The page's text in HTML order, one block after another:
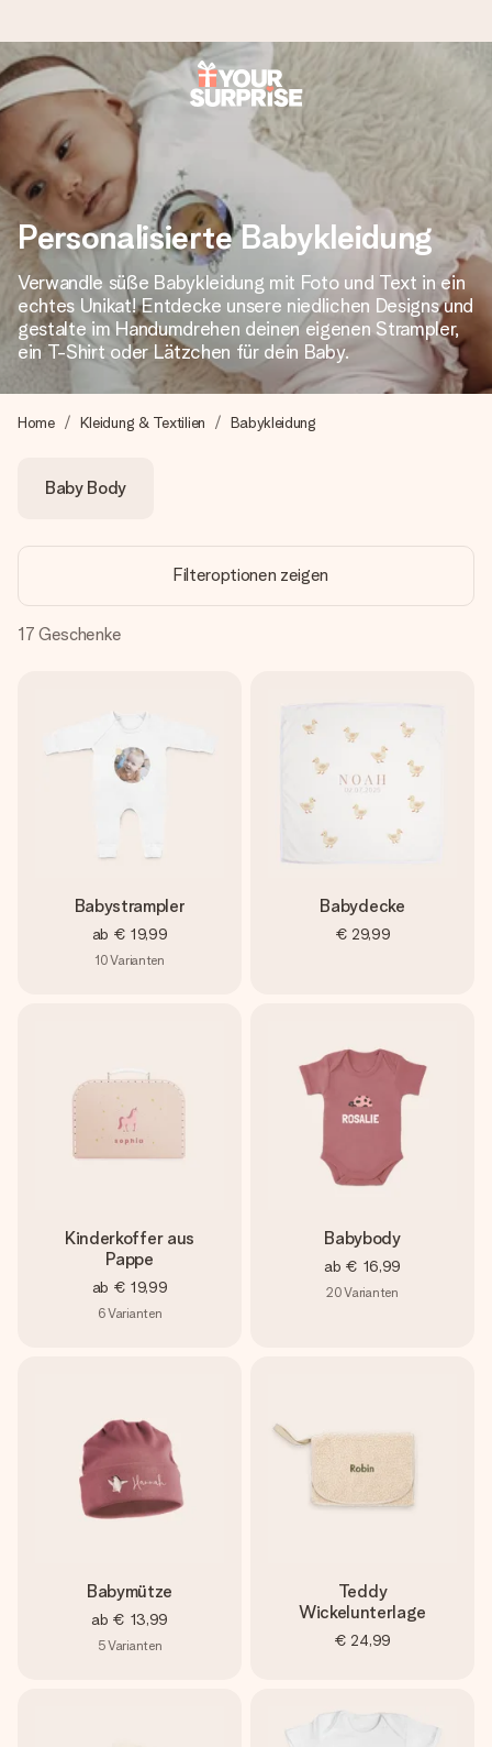
Heute bestellt, in 1 Werktag verschickt
Wir bereiten dein Geschenk sorgfältig vor und schicken es
blitzschnell – damit du es genau zum richtigen Zeitpunkt
überreichen kannst, wenn es am meisten zählt.
4,8 (basierend auf +15.000 Bewertungen)
Unsere Geschenke begeistern. Kunden bewerten uns mit
4,8 bei Google Reviews (Gesamtergebnis aller Länder, in
die wir versenden).
Erstelle etwas Einzigartiges in wenigen Schritten – mit
Personalisierte Babykleidung
Verwandle süße Babykleidung mit Foto und Text in ein
echtes Unikat! Entdecke unsere niedlichen Designs und
gestalte im Handumdrehen deinen eigenen Strampler,
ein T-Shirt oder Lätzchen für dein Baby.
Home Kleidung & Textilien Babykleidung
Baby Body
Filteroptionen zeigen
17 Geschenke
Babystrampler
ab € 19,99
10Varianten
Babydecke
€ 29,99
Kinderkoffer aus
Pappe
ab € 19,99
6Varianten
Babybody
ab € 16,99
20Varianten
Babymütze
ab € 13,99
5Varianten
Teddy
Wickelunterlage
€ 24,99